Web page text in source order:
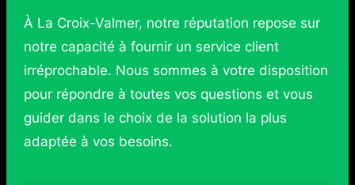
À La Croix-Valmer, notre réputation repose sur
notre capacité à fournir un service client
irréprochable. Nous sommes à votre disposition
pour répondre à toutes vos questions et vous
guider dans le choix de la solution la plus
adaptée à vos besoins.